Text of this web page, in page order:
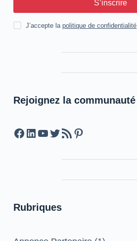
S’inscrire
J’accepte lapolitique de confidentialité
Rejoignez la communauté
Facebook
LinkedIn
YouTube
Twitter
Feed RSSPinterest
Rubriques